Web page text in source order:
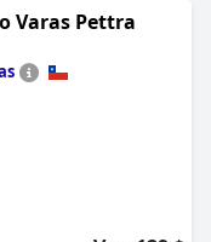
Varas Pettra